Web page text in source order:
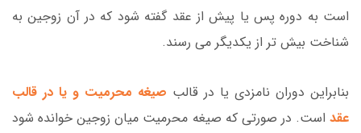
است به دوره پس یا پیش از عقد گفته شود که در آن زوجین به
شناخت بیش تر از یکدیگر می رسند.
بنابراین دوران نامزدی یا در قالب صیغه محرمیت و یا در قالب
عقد است. در صورتی که صیغه محرمیت میان زوجین خوانده شود